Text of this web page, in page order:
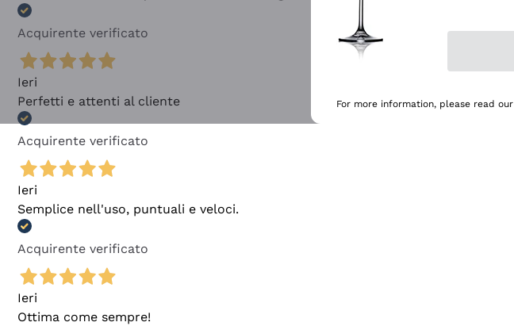
Acquirente verificato
Ieri
Perfetti e attenti al cliente
Acquirente verificato
Ieri
Semplice nell'uso, puntuali e veloci.
Acquirente verificato
Ieri
Ottima come sempre!
For more information, please read our